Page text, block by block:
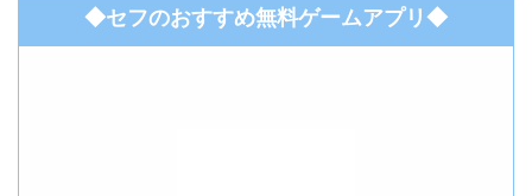
◆セフのおすすめ無料ゲームアプリ◆